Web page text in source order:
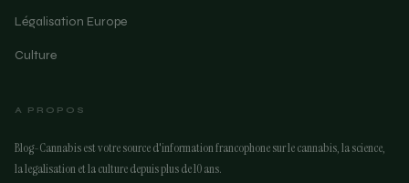
Légalisation Europe
Culture
A PROPOS
Blog-Cannabis est votre source d'information francophone sur le cannabis, la science,
la legalisation et la culture depuis plus de 10 ans.